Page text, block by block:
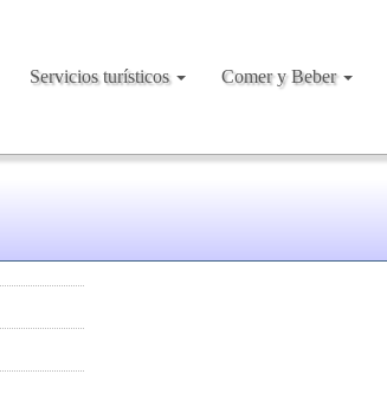
Servicios turísticos Comer y Beber